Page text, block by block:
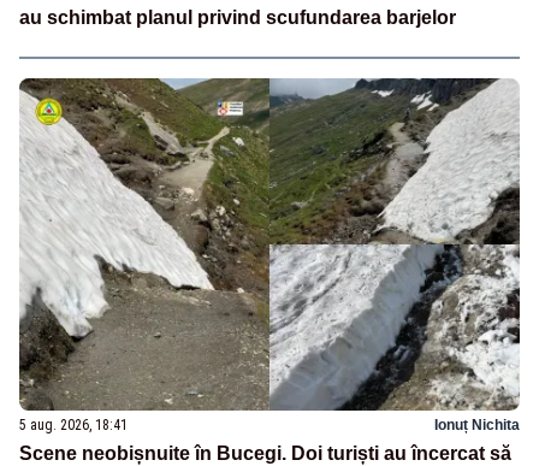
au schimbat planul privind scufundarea barjelor
5 aug. 2026, 18:41 Ionuț Nichita
Scene neobișnuite în Bucegi. Doi turiști au încercat să